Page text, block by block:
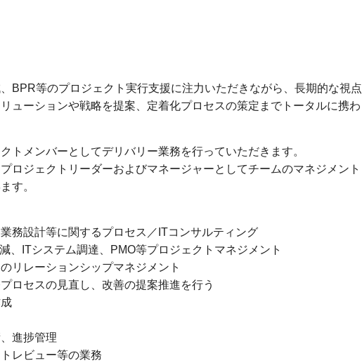
BPR等のプロジェクト実行支援に注力いただきながら、長期的な視点
ューションや戦略を提案、定着化プロセスの策定までトータルに携わ
トメンバーとしてデリバリー業務を行っていただきます。
ロジェクトリーダーおよびマネージャーとしてチームのマネジメント
す。
務設計等に関するプロセス／ITコンサルティング
、ITシステム調達、PMO等プロジェクトマネジメント
リレーションシップマネジメント
ロセスの見直し、改善の提案推進を行う
成
、進捗管理
レビュー等の業務